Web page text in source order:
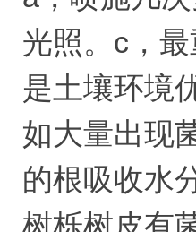
光照。c，
是土壤环境
如大量出现
的根吸收水
树栎树皮有